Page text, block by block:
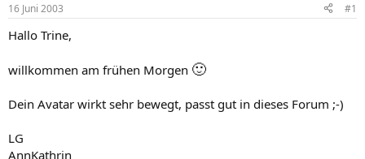
e
r
t
16 Juni 2003 #1
Hallo Trine,
willkommen am frühen Morgen 🙂
Dein Avatar wirkt sehr bewegt, passt gut in dieses Forum ;-)
LG
AnnKathrin